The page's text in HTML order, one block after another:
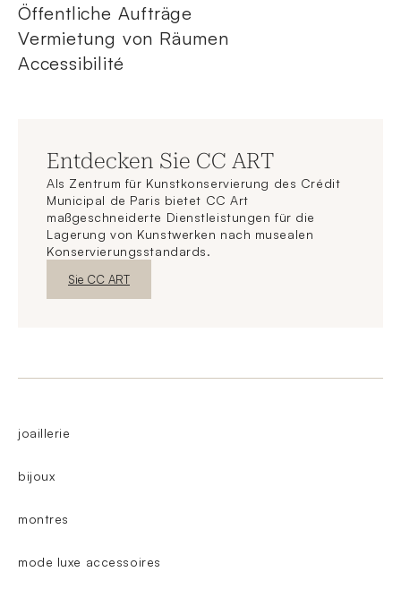
Öffentliche Aufträge
Vermietung von Räumen
Accessibilité
Entdecken Sie CC ART
Als Zentrum für Kunstkonservierung des Crédit
Municipal de Paris bietet CC Art
maßgeschneiderte Dienstleistungen für die
Lagerung von Kunstwerken nach musealen
Konservierungsstandards.
Neues FensterEntdecken
Sie CC ART
joaillerie
bijoux
montres
mode luxe accessoires